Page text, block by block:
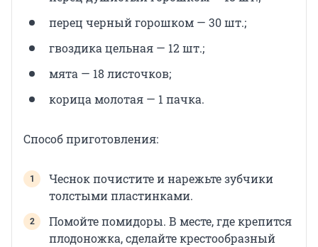
перец черный горошком — 30 шт.;
гвоздика цельная — 12 шт.;
мята — 18 листочков;
корица молотая — 1 пачка.
Способ приготовления:
Чеснок почистите и нарежьте зубчики
толстыми пластинками.
Помойте помидоры. В месте, где крепится
плодоножка, сделайте крестообразный